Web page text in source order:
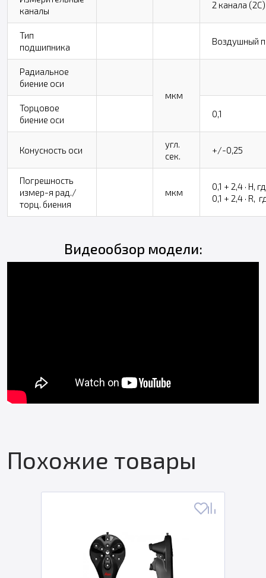
каналы
2 канала
Тип
подшипника
Воздушный
Радиальное
биение оси
мкм
Торцовое
биение оси
0,1
Конусность оси
угл.
сек.
+/-0,25
Погрешность
измер-я рад./
торц. биения
мкм
0,1 + 2,4 · H,
0,1 + 2,4 · R,
Видеообзор модели:
Похожие товары